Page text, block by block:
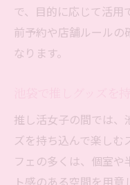
実際の推し
例
談
シーシャと
ーク
で、目的に応じて活用
前予約や店舗ルールの
なります。
推し活女子の間では、
ズを持ち込んで楽しむ
フェの多くは、個室